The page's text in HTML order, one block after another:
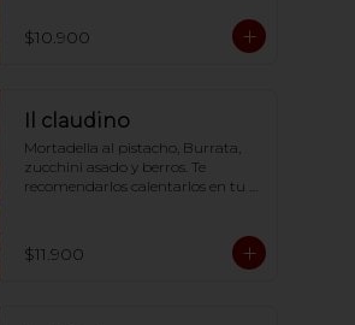
$10.900
Il claudino
Mortadella al pistacho, Burrata,
zucchini asado y berros. Te
recomendarlos calentarlos en tu
óptima ;)
$11.900